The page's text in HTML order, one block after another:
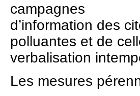
campagnes
d’information des
polluantes et de
verbalisation
Les mesures